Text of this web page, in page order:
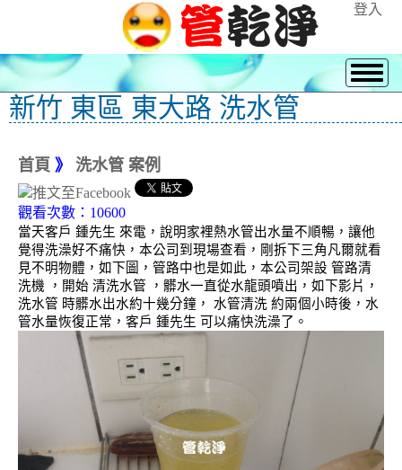
登入
新竹 東區 東大路 洗水管
首頁 》 洗水管 案例
觀看次數：10600
當天客戶 鍾先生 來電，說明家裡熱水管出水量不順暢，讓他
覺得洗澡好不痛快，本公司到現場查看，剛拆下三角凡爾就看
見不明物體，如下圖，管路中也是如此，本公司架設 管路清
洗機 ，開始 清洗水管 ，髒水一直從水龍頭噴出，如下影片，
洗水管 時髒水出水約十幾分鐘， 水管清洗 約兩個小時後，水
管水量恢復正常，客戶 鍾先生 可以痛快洗澡了。